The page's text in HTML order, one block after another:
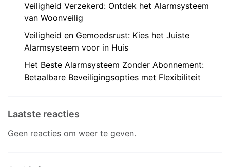
Veiligheid Verzekerd: Ontdek het Alarmsysteem
van Woonveilig
Veiligheid en Gemoedsrust: Kies het Juiste
Alarmsysteem voor in Huis
Het Beste Alarmsysteem Zonder Abonnement:
Betaalbare Beveiligingsopties met Flexibiliteit
Laatste reacties
Geen reacties om weer te geven.